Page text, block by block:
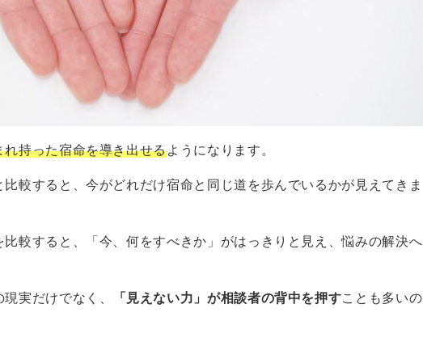
れ持った宿命を導き出せるようになります。
較すると、今がどれだけ宿命と同じ道を歩んでいるかが見えてきま
較すると、「今、何をすべきか」がはっきりと見え、悩みの解決へ
実だけでなく、 「見えない力」が相談者の背中を押すことも多いの